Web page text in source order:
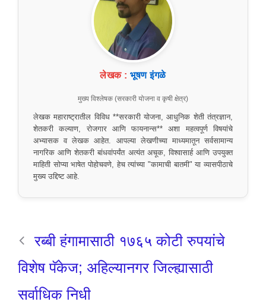
लेखक : भूषण इंगळे
मुख्य विश्लेषक (सरकारी योजना व कृषी क्षेत्र)
लेखक महाराष्ट्रातील विविध **सरकारी योजना, आधुनिक शेती तंत्रज्ञान,
शेतकरी कल्याण, रोजगार आणि फायनान्स** अशा महत्वपूर्ण विषयांचे
अभ्यासक व लेखक आहेत. आपल्या लेखणीच्या माध्यमातून सर्वसामान्य
नागरिक आणि शेतकरी बांधवांपर्यंत अत्यंत अचूक, विश्वासार्ह आणि उपयुक्त
माहिती सोप्या भाषेत पोहोचवणे, हेच त्यांच्या "कामाची बातमी" या व्यासपीठाचे
मुख्य उद्दिष्ट आहे.
रब्बी हंगामासाठी १७६५ कोटी रुपयांचे
विशेष पॅकेज; अहिल्यानगर जिल्ह्यासाठी
सर्वाधिक निधी